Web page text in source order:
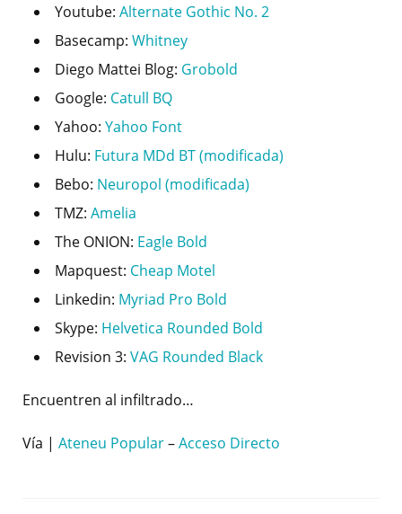
Youtube: Alternate Gothic No. 2
Basecamp: Whitney
Diego Mattei Blog: Grobold
Google: Catull BQ
Yahoo: Yahoo Font
Hulu: Futura MDd BT (modificada)
Bebo: Neuropol (modificada)
TMZ: Amelia
The ONION: Eagle Bold
Mapquest: Cheap Motel
Linkedin: Myriad Pro Bold
Skype: Helvetica Rounded Bold
Revision 3: VAG Rounded Black
Encuentren al infiltrado…
Vía | Ateneu Popular–Acceso Directo